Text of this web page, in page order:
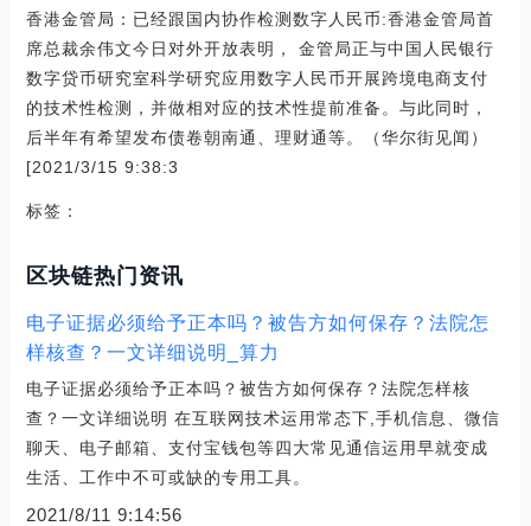
香港金管局：已经跟国内协作检测数字人民币:香港金管局首
席总裁余伟文今日对外开放表明， 金管局正与中国人民银行
数字贷币研究室科学研究应用数字人民币开展跨境电商支付
的技术性检测，并做相对应的技术性提前准备。与此同时，
后半年有希望发布债卷朝南通、理财通等。（华尔街见闻）
[2021/3/15 9:38:3
标签：
区块链热门资讯
电子证据必须给予正本吗？被告方如何保存？法院怎
样核查？一文详细说明_算力
电子证据必须给予正本吗？被告方如何保存？法院怎样核
查？一文详细说明 在互联网技术运用常态下,手机信息、微信
聊天、电子邮箱、支付宝钱包等四大常见通信运用早就变成
生活、工作中不可或缺的专用工具。
2021/8/11 9:14:56